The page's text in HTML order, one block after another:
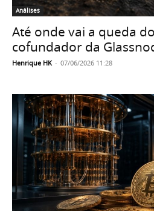
Análises
Até onde vai a queda
cofundador da
Henrique HK - 07/06/2026 11:28